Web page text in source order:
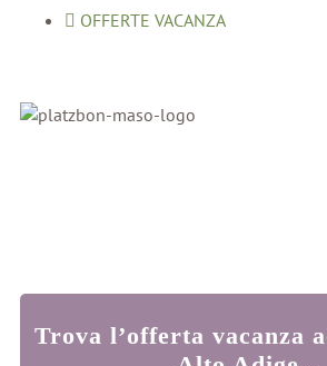
OFFERTE VACANZA
Trova l’offerta vacanza